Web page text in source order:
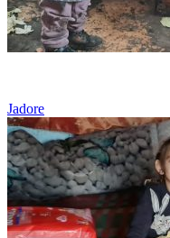
Jadore